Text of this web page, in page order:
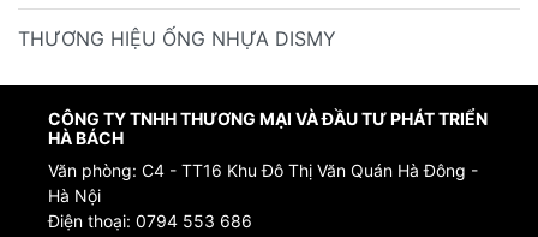
THƯƠNG HIỆU ỐNG NHỰA DISMY
CÔNG TY TNHH THƯƠNG MẠI VÀ ĐẦU TƯ PHÁT TRIỂN
HÀ BÁCH
Văn phòng: C4 - TT16 Khu Đô Thị Văn Quán Hà Đông -
Hà Nội
Điện thoại: 0794 553 686